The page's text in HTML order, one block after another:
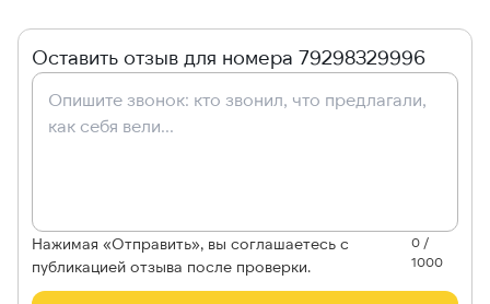
Оставить отзыв для номера 79298329996
Нажимая «Отправить», вы соглашаетесь с
публикацией отзыва после проверки.
0 /
1000